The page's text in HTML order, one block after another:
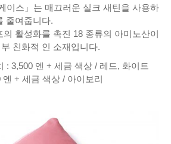
이스」는 매끄러운 실크 새틴을 사용하
줄여줍니다.
의 활성화를 촉진 18 종류의 아미노산이
친화적 인 소재입니다.
: 3,500 엔 + 세금 색상 / 레드, 화이트
엔 + 세금 색상 / 아이보리